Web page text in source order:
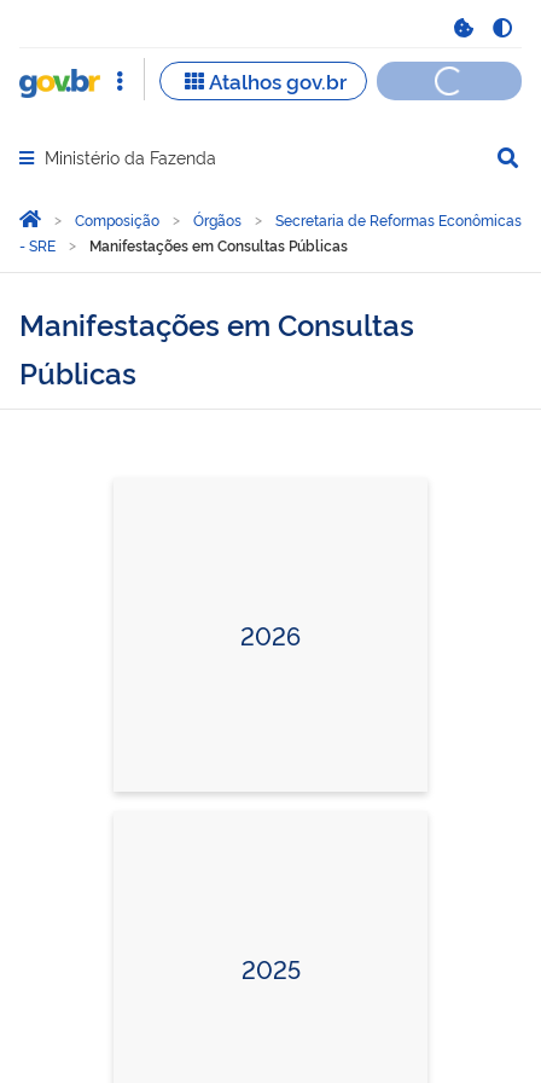
Abrir menu principal de navegação
Ministério da Fazenda
Você está aqui:
Página Inicial
Composição Órgãos
Secretaria de Reformas Econômicas
- SRE
Manifestações em Consultas Públicas
Manifestações em Consultas
Públicas
2026
2025